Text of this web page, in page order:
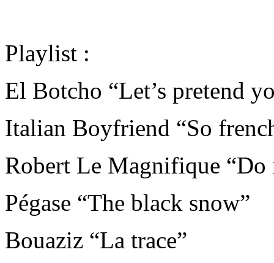
Playlist :
El Botcho “Let’s pretend
Italian Boyfriend “So
Robert Le Magnifique “Do
Pégase “The black snow”
Bouaziz “La trace”